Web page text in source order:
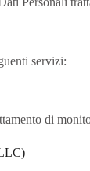
servizi:
di